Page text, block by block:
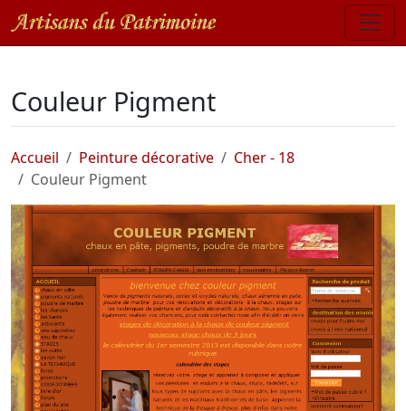
Couleur Pigment
Accueil Peinture décorative
Cher - 18
Couleur Pigment